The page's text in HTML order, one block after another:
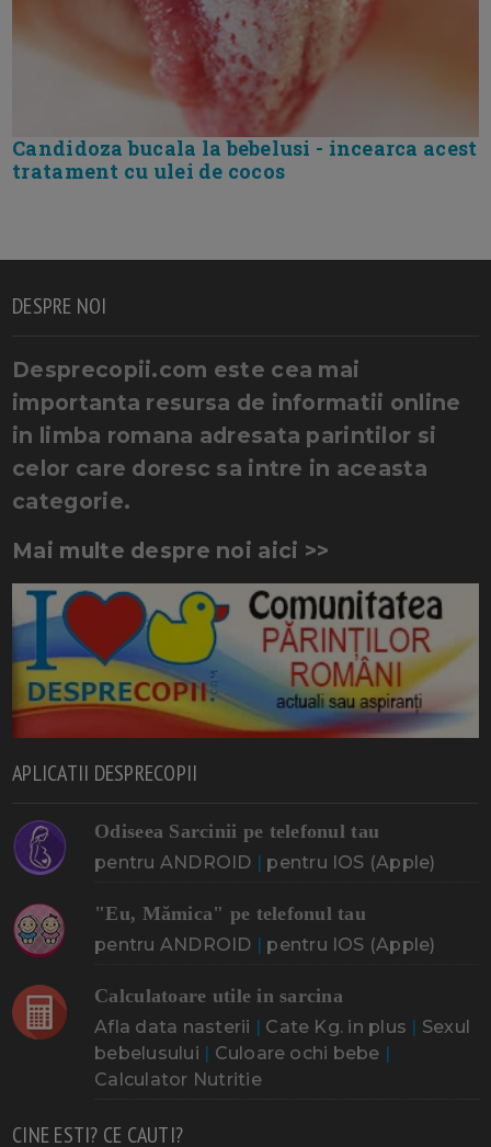
Candidoza bucala la bebelusi - incearca acest
tratament cu ulei de cocos
DESPRE NOI
Desprecopii.com este cea mai
importanta resursa de informatii online
in limba romana adresata parintilor si
celor care doresc sa intre in aceasta
categorie.
Mai multe despre noi aici >>
APLICATII DESPRECOPII
Odiseea Sarcinii pe telefonul tau
pentru ANDROID | pentru IOS (Apple)
"Eu, Mămica" pe telefonul tau
pentru ANDROID | pentru IOS (Apple)
Calculatoare utile in sarcina
Afla data nasterii | Cate Kg. in plus | Sexul
bebelusului | Culoare ochi bebe |
Calculator Nutritie
CINE ESTI? CE CAUTI?